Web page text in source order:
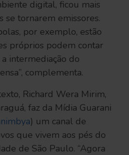
digital, ficou mais
se tornarem emissores.
por exemplo, estão
próprios podem contar
intermediação do
complementa.
Richard Wera Mirim,
faz da Mídia Guarani
) um canal de
que vivem aos pés do
de São Paulo. “Agora